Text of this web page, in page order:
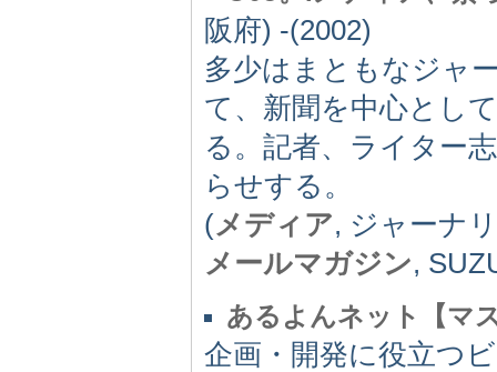
阪府) -(2002)
多少はまともなジャ
て、新聞を中心とし
る。記者、ライター
らせする。
(メディア, ジャーナ
メールマガジン,
あるよんネット【マ
企画・開発に役立つ